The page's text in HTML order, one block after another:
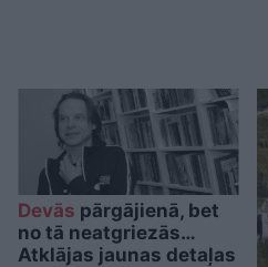
Devās pārgājienā, bet
no tā neatgriezās…
Atklājas jaunas detaļas